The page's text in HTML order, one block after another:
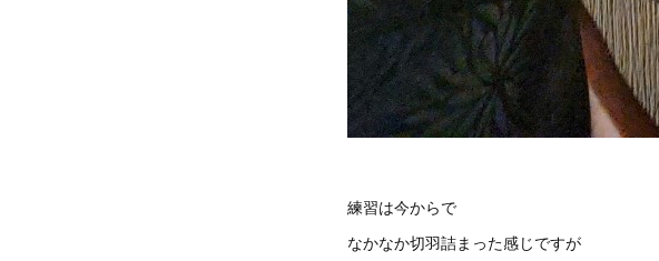
練習は今からで
なかなか切羽詰まった感じですが